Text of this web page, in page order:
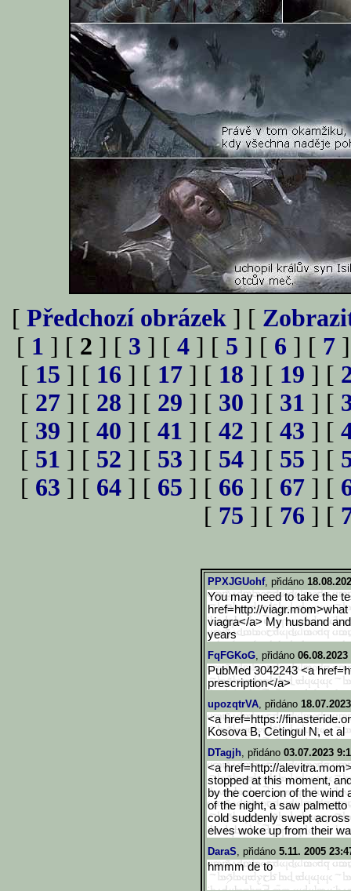
[ Předchozí obrázek ] [
[ 1 ] [ 2 ] [ 3 ] [ 4 ] [ 5 ] [ 6 ] [ 7
[ 15 ] [ 16 ] [ 17 ] [ 18 ] [ 19 ] [
[ 27 ] [ 28 ] [ 29 ] [ 30 ] [ 31 ] [
[ 39 ] [ 40 ] [ 41 ] [ 42 ] [ 43 ] [
[ 51 ] [ 52 ] [ 53 ] [ 54 ] [ 55 ] [
[ 63 ] [ 64 ] [ 65 ] [ 66 ] [ 67 ] [
[ 75 ] [ 76 ] [
PPXJGUohf, přidáno
You may need to take the
href=http://
viagra</a> My husband
years
FqFGKoG, přidáno 06.08.2023
PubMed 3042243 <a
prescription</a>
upozqtrVA, přidáno
<a href=https://
Kosova B, Cetingul N, et al
DTagjh, přidáno 03.07.2023
<a href=http://
stopped at this moment,
by the coercion of the wind
of the night, a saw
cold suddenly swept
elves woke up from their
DaraS, přidáno 5.11. 2005
hmmm de to